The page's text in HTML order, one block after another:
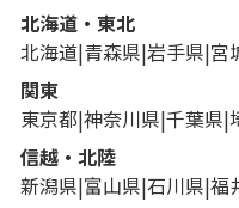
北海道・東北
北海道 青森県 岩手県 宮
関東
東京都 神奈川県 千葉県
信越・北陸
新潟県 富山県 石川県 福